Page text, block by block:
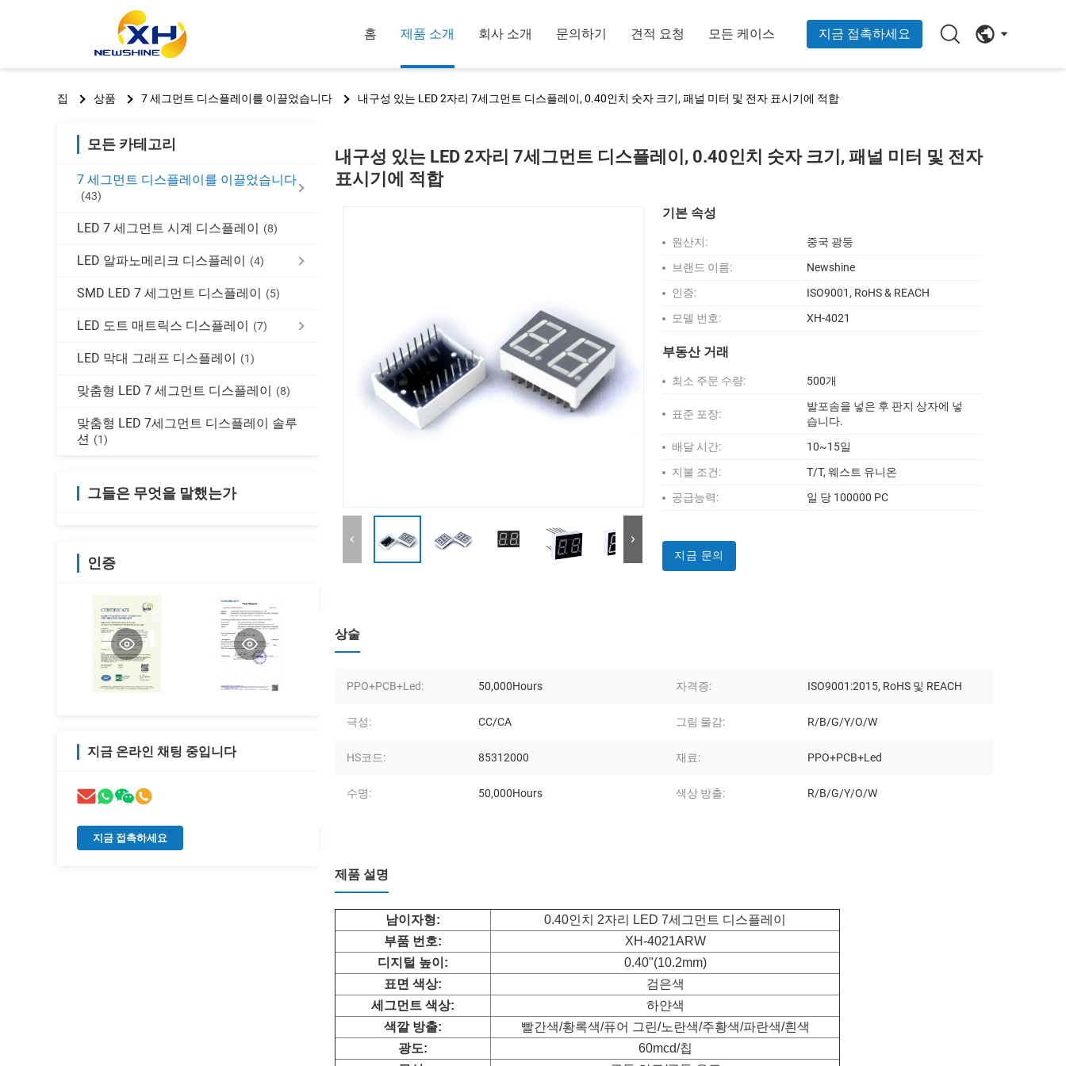
홈 제품 소개 회사 소개 문의하기 견적 요청 모든 케이스 지금 접촉하세요
집 상품 7 세그먼트 디스플레이를 이끌었습니다 내구성 있는 LED 2자리 7세그먼트 디스플레이, 0.40인치 숫자 크기, 패널 미터 및 전자 표시기에 적합
모든 카테고리
7 세그먼트 디스플레이를 이끌었습니다
(43)
LED 7 세그먼트 시계 디스플레이 (8)
LED 알파노메리크 디스플레이 (4)
SMD LED 7 세그먼트 디스플레이 (5)
LED 도트 매트릭스 디스플레이 (7)
LED 막대 그래프 디스플레이 (1)
맞춤형 LED 7 세그먼트 디스플레이 (8)
맞춤형 LED 7세그먼트 디스플레이 솔루
션 (1)
그들은 무엇을 말했는가
인증
지금 온라인 채팅 중입니다
지금 접촉하세요
내구성 있는 LED 2자리 7세그먼트 디스플레이, 0.40인치 숫자 크기, 패널 미터 및 전자
표시기에 적합
기본 속성
원산지:
중국 광둥
브랜드 이름:
Newshine
인증:
ISO9001, RoHS & REACH
모델 번호:
XH-4021
부동산 거래
최소 주문 수량: 500개
표준 포장:
발포솜을 넣은 후 판지 상자에 넣
습니다.
배달 시간:
10~15일
지불 조건:
T/T, 웨스트 유니온
공급능력:
일 당 100000 PC
지금 문의
상술
PPO+PCB+Led: 50,000Hours 자격증: ISO9001:2015, RoHS 및 REACH
극성: CC/CA 그림 물감: R/B/G/Y/O/W
HS코드: 85312000 재료: PPO+PCB+Led
수명: 50,000Hours 색상 방출: R/B/G/Y/O/W
제품 설명
남이자형:
0.40인치 2자리 LED 7세그먼트 디스플레이
부품 번호:
XH-4021ARW
디지털 높이:
0.40"(10.2mm)
표면 색상:
검은색
세그먼트 색상:
하얀색
색깔 방출:
빨간색/황록색/퓨어 그린/노란색/주황색/파란색/흰색
광도:
60mcd/칩